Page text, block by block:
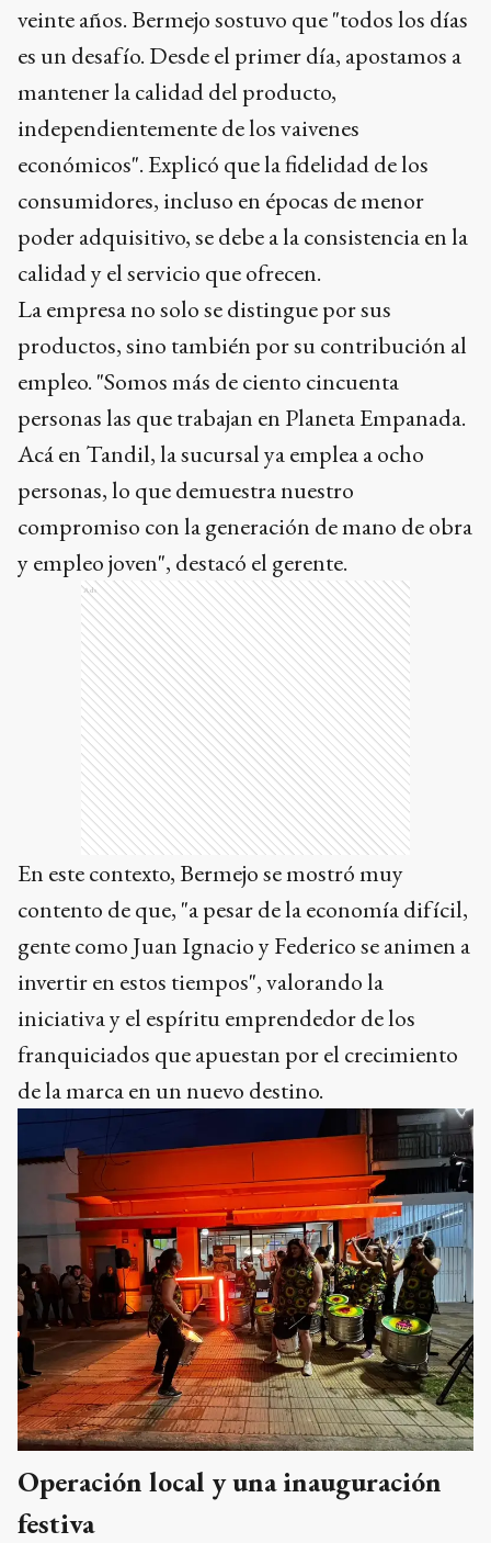
veinte años. Bermejo sostuvo que "todos los días
es un desafío. Desde el primer día, apostamos a
mantener la calidad del producto,
independientemente de los vaivenes
económicos". Explicó que la fidelidad de los
consumidores, incluso en épocas de menor
poder adquisitivo, se debe a la consistencia en la
calidad y el servicio que ofrecen.
La empresa no solo se distingue por sus
productos, sino también por su contribución al
empleo. "Somos más de ciento cincuenta
personas las que trabajan en Planeta Empanada.
Acá en Tandil, la sucursal ya emplea a ocho
personas, lo que demuestra nuestro
compromiso con la generación de mano de obra
y empleo joven", destacó el gerente.
Ads
En este contexto, Bermejo se mostró muy
contento de que, "a pesar de la economía difícil,
gente como Juan Ignacio y Federico se animen a
invertir en estos tiempos", valorando la
iniciativa y el espíritu emprendedor de los
franquiciados que apuestan por el crecimiento
de la marca en un nuevo destino.
Operación local y una inauguración
festiva